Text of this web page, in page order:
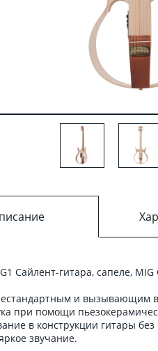
Сайлент-гитара, сапеле,
и вызывающим
при помощи
в конструкции гитары
звучание.